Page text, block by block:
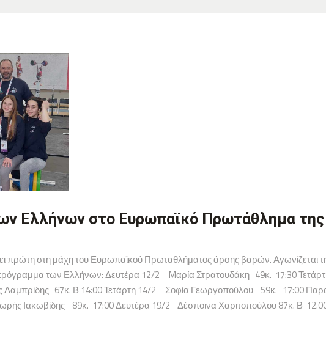
Ελλήνων στο Ευρωπαϊκό Πρωτάθλημα της
πρώτη στη μάχη του Ευρωπαϊκού Πρωταθλήματος άρσης βαρών. Αγωνίζεται
πρόγραμμα των Ελλήνων: Δευτέρα 12/2 Mαρία Στρατουδάκη 49κ. 17:30
Λαμπρίδης 67κ. Β 14:00 Τετάρτη 14/2 Σοφία Γεωργοπούλου 59κ. 17:00
Ιακωβίδης 89κ. 17:00 Δευτέρα 19/2 Δέσποινα Χαριτοπούλου 87κ. Β